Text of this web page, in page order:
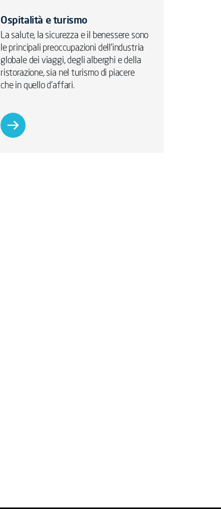
Ospitalità e turismo
La salute, la sicurezza e il benessere sono
le principali preoccupazioni dell'industria
globale dei viaggi, degli alberghi e della
ristorazione, sia nel turismo di piacere
che in quello d'affari.